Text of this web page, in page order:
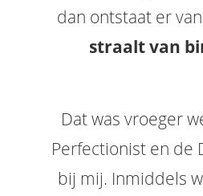
dan ontstaat er
straalt van
Dat was vroeger
Perfectionist en de
bij mij. Inmiddels